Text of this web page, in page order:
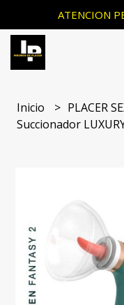
ATENCION
Inicio PLACER
Succionador